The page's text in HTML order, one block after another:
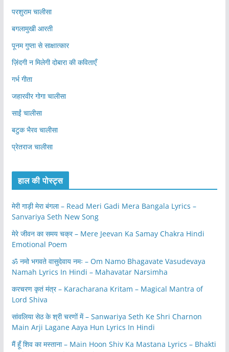
परशुराम चालीसा
बगलामुखी आरती
पूनम गुप्ता से साक्षात्कार
ज़िंदगी न मिलेगी दोबारा की कविताएँ
गर्भ गीता
जहारवीर गोगा चालीसा
साईं चालीसा
बटुक भैरव चालीसा
प्रेतराज चालीसा
हाल की पोस्ट्स
मेरी गाड़ी मेरा बंगला – Read Meri Gadi Mera Bangala Lyrics –
Sanvariya Seth New Song
मेरे जीवन का समय चक्र – Mere Jeevan Ka Samay Chakra Hindi
Emotional Poem
ॐ नमो भगवते वासुदेवाय नमः – Om Namo Bhagavate Vasudevaya
Namah Lyrics In Hindi – Mahavatar Narsimha
करचरण कृतं मंत्र – Karacharana Kritam – Magical Mantra of
Lord Shiva
सांवलिया सेठ के श्री चरणों में – Sanwariya Seth Ke Shri Charnon
Main Arji Lagane Aaya Hun Lyrics In Hindi
मैं हूँ शिव का मस्ताना – Main Hoon Shiv Ka Mastana Lyrics – Bhakti